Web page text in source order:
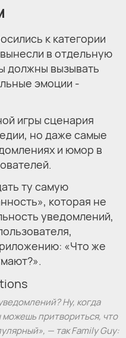
к категории
в отдельную
должны вызывать
эмоции -
игры сценария
но даже самые
и юмор в
ту самую
которая не
уведомлений,
«Что же
Ну, когда
притвориться, что
— так Family Guy: